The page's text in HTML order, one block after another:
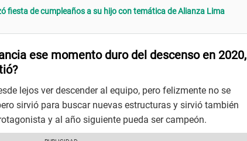
fiesta de cumpleaños a su hijo con temática de Alianza Lima
ese momento duro del descenso en 2020,
lejos ver descender al equipo, pero felizmente no se
sirvió para buscar nuevas estructuras y sirvió también
y al año siguiente pueda ser campeón.